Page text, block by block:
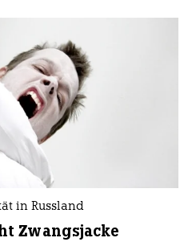
in Russland
Zwangsjacke